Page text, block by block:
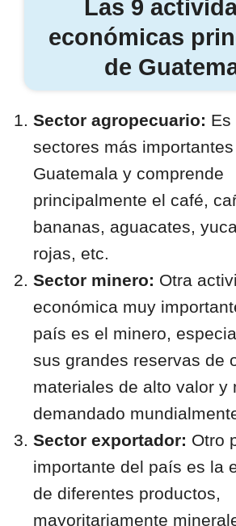
Las 9
económicas
de
Sector agropecuario: Es
sectores más
Guatemala y comprende
principalmente el café,
bananas, aguacates,
rojas, etc.
Sector minero: Otra
económica muy
país es el minero,
sus grandes reservas de
materiales de alto valor y
demandado
Sector exportador: Otro
importante del país es la
de diferentes productos,
mayoritariamente